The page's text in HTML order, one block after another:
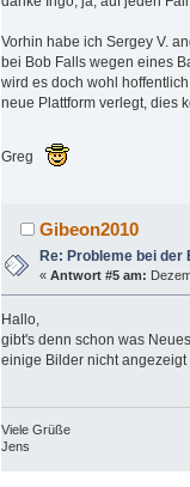
Vorhin habe ich Sergey V.
bei Bob Falls wegen eines
wird es doch wohl
neue Plattform verlegt, dies
Greg
Gibeon2010
Re: Probleme bei
«Antwort #5 am:
Hallo,
gibt's denn schon was
einige Bilder nicht angezeigt
Viele Grüße
Jens